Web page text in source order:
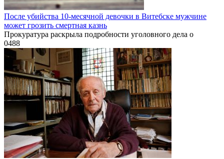
После убийства 10-месячной девочки в Витебске мужчине
может грозить смертная казнь
Прокуратура раскрыла подробности уголовного дела о
0488